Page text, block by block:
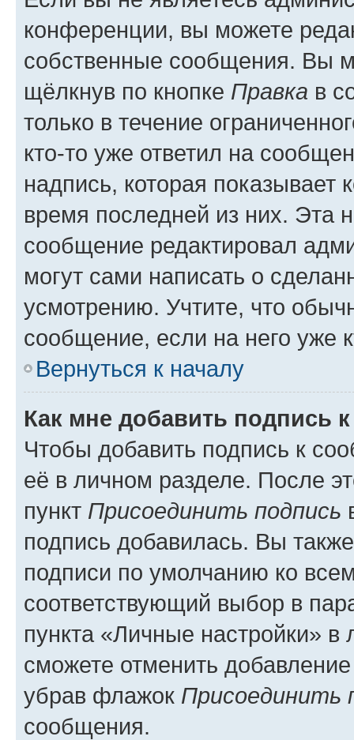
конференции, вы можете
собственные сообщения. Вы
щёлкнув по кнопке Правка в
только в течение
кто-то уже ответил на
надпись, которая показывает
время последней из них. Эта
сообщение редактировал
могут сами написать о
усмотрению. Учтите, что
сообщение, если на него уже
Вернуться к началу
Как мне добавить подпись
Чтобы добавить подпись к
её в личном разделе. После
пункт Присоединить подпись
подпись добавилась. Вы
подписи по умолчанию ко
соответствующий выбор в
пункта «Личные настройки»
сможете отменить
убрав флажок Присоединить
сообщения.